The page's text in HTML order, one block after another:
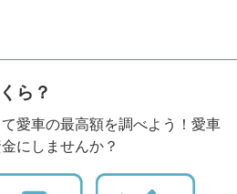
ら？
愛車の最高額を調べよう！愛車
にしませんか？